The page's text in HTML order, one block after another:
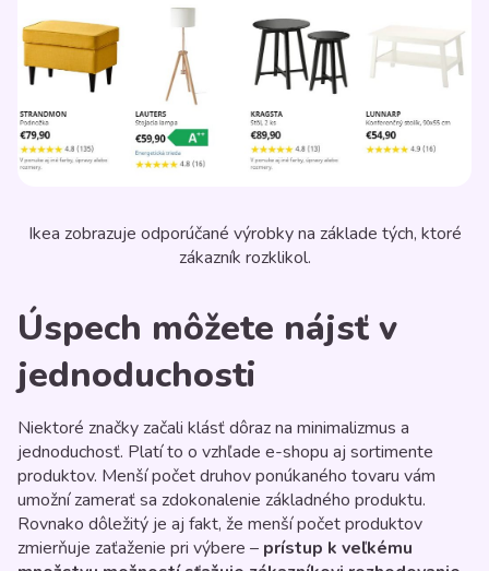
Ikea zobrazuje odporúčané výrobky na základe tých, ktoré
zákazník rozklikol.
Úspech môžete nájsť v
jednoduchosti
Niektoré značky začali klásť dôraz na minimalizmus a
jednoduchosť. Platí to o vzhľade e-shopu aj sortimente
produktov. Menší počet druhov ponúkaného tovaru vám
umožní zamerať sa zdokonalenie základného produktu.
Rovnako dôležitý je aj fakt, že menší počet produktov
zmierňuje zaťaženie pri výbere – prístup k veľkému